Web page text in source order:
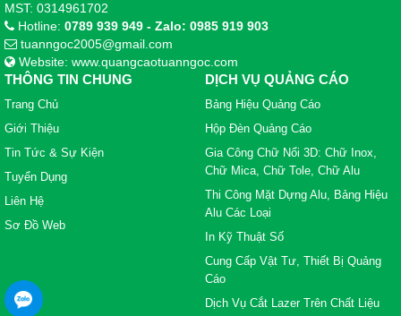
nhiên, các nhà Marketing Internet
bởi khó có thể đo đếm được hiệu
quả của nó với việc phân tích
website. Nhưng trong một vài
trường hợp và nếu bạn có tiền,
đó có thể là một hình thức quảng
cáo có giá trị.
MST: 0314961702
Hotline: 0789 939 949 - Zalo: 0985 919 903
tuanngoc2005@gmail.com
Website: www.quangcaotuanngoc.com
THÔNG TIN CHUNG
Trang Chủ
Giới Thiệu
Tin Tức & Sự Kiện
Tuyển Dụng
Liên Hệ
Sơ Đồ Web
DỊCH VỤ QUẢNG CÁO
Bảng Hiệu Quảng Cáo
Hộp Đèn Quảng Cáo
Gia Công Chữ Nổi 3D: Chữ Inox,
Chữ Mica, Chữ Tole, Chữ Alu
Thi Công Mặt Dựng Alu, Bảng Hiệu
Alu Các Loại
In Kỹ Thuật Số
Cung Cấp Vật Tư, Thiết Bị Quảng
Cáo
Dịch Vụ Cắt Lazer Trên Chất Liệu